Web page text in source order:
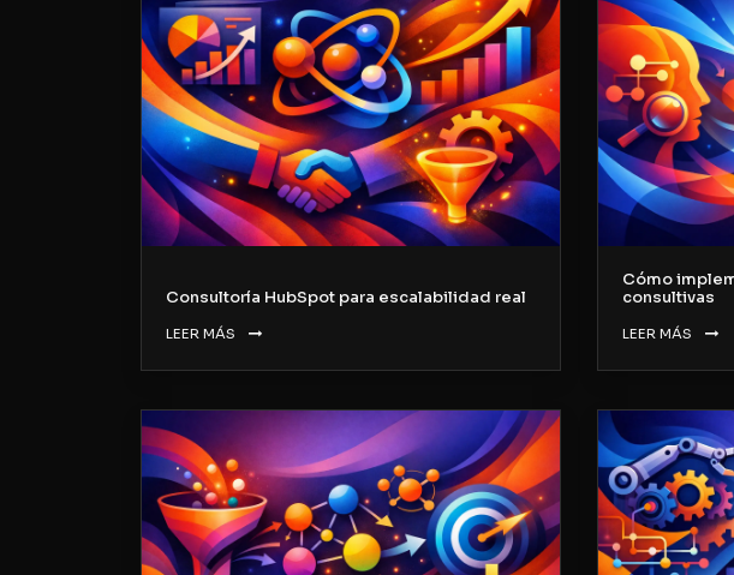
Consultoría HubSpot para escalabilidad real
LEER MÁS
Cómo
consultivas
LEER MÁS